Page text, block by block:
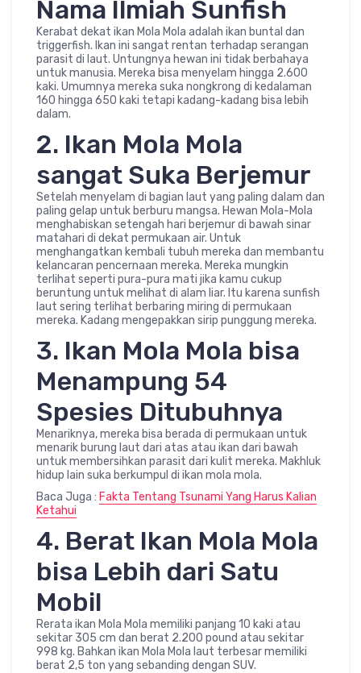
Nama Ilmiah Sunfish
Kerabat dekat ikan Mola Mola adalah ikan buntal dan
triggerfish. Ikan ini sangat rentan terhadap serangan
parasit di laut. Untungnya hewan ini tidak berbahaya
untuk manusia. Mereka bisa menyelam hingga 2.600
kaki. Umumnya mereka suka nongkrong di kedalaman
160 hingga 650 kaki tetapi kadang-kadang bisa lebih
dalam.
2. Ikan Mola Mola
sangat Suka Berjemur
Setelah menyelam di bagian laut yang paling dalam dan
paling gelap untuk berburu mangsa. Hewan Mola-Mola
menghabiskan setengah hari berjemur di bawah sinar
matahari di dekat permukaan air. Untuk
menghangatkan kembali tubuh mereka dan membantu
kelancaran pencernaan mereka. Mereka mungkin
terlihat seperti pura-pura mati jika kamu cukup
beruntung untuk melihat di alam liar. Itu karena sunfish
laut sering terlihat berbaring miring di permukaan
mereka. Kadang mengepakkan sirip punggung mereka.
3. Ikan Mola Mola bisa
Menampung 54
Spesies Ditubuhnya
Menariknya, mereka bisa berada di permukaan untuk
menarik burung laut dari atas atau ikan dari bawah
untuk membersihkan parasit dari kulit mereka. Makhluk
hidup lain suka berkumpul di ikan mola mola.
Baca Juga : Fakta Tentang Tsunami Yang Harus Kalian
Ketahui
4. Berat Ikan Mola Mola
bisa Lebih dari Satu
Mobil
Rerata ikan Mola Mola memiliki panjang 10 kaki atau
sekitar 305 cm dan berat 2.200 pound atau sekitar
998 kg. Bahkan ikan Mola Mola laut terbesar memiliki
berat 2,5 ton yang sebanding dengan SUV.